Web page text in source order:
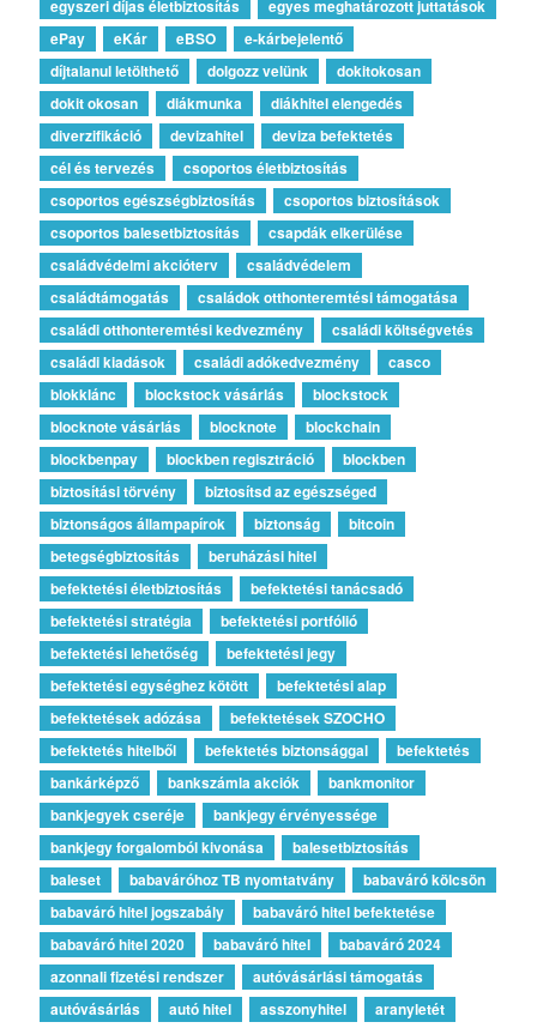
egyszeri díjas életbiztosítás
egyes meghatározott juttatások
ePay
eKár eBSO
e-kárbejelentő
díjtalanul letölthető
dolgozz velünk
dokitokosan
dokit okosan
diákmunka
diákhitel elengedés
diverzifikáció
devizahitel
deviza befektetés
cél és tervezés
csoportos életbiztosítás
csoportos egészségbiztosítás
csoportos biztosítások
csoportos balesetbiztosítás
csapdák elkerülése
családvédelmi akcióterv
családvédelem
családtámogatás
családok otthonteremtési támogatása
családi otthonteremtési kedvezmény
családi költségvetés
családi kiadások
családi adókedvezmény
casco
blokklánc
blockstock vásárlás
blockstock
blocknote vásárlás
blocknote
blockchain
blockbenpay
blockben regisztráció
blockben
biztosítási törvény
biztosítsd az egészséged
biztonságos állampapírok
biztonság
bitcoin
betegségbiztosítás
beruházási hitel
befektetési életbiztosítás
befektetési tanácsadó
befektetési stratégia
befektetési portfólió
befektetési lehetőség
befektetési jegy
befektetési egységhez kötött
befektetési alap
befektetések adózása
befektetések SZOCHO
befektetés hitelből
befektetés biztonsággal
befektetés
bankárképző
bankszámla akciók
bankmonitor
bankjegyek cseréje
bankjegy érvényessége
bankjegy forgalomból kivonása
balesetbiztosítás
baleset
babaváróhoz TB nyomtatvány
babaváró kölcsön
babaváró hitel jogszabály
babaváró hitel befektetése
babaváró hitel 2020
babaváró hitel
babaváró 2024
azonnali fizetési rendszer
autóvásárlási támogatás
autóvásárlás
autó hitel asszonyhitel
aranyletét